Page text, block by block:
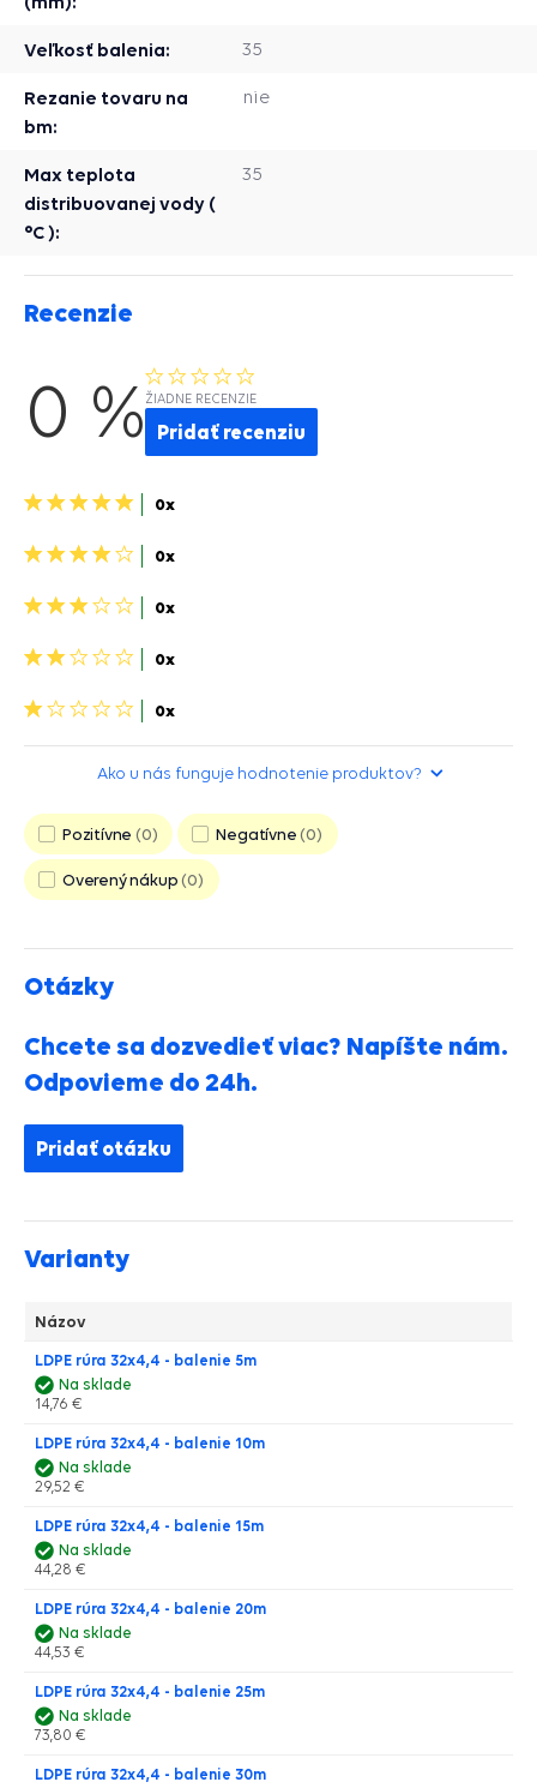
Veľkosť balenia: 35
Rezanie tovaru na
bm:
nie
Max teplota
distribuovanej vody (
°C ):
35
Recenzie
0 % ŽIADNE RECENZIE
Pridať recenziu
5
0x
4
0x
3
0x
2
0x
1
0x
Ako u nás funguje hodnotenie produktov?
Pozitívne 0 Negatívne 0
Overený nákup 0
Otázky
Chcete sa dozvedieť viac? Napíšte nám.
Odpovieme do 24h.
Pridať otázku
Varianty
Názov
LDPE rúra 32x4,4 - balenie 5m
Na sklade
14,76 €
LDPE rúra 32x4,4 - balenie 10m
Na sklade
29,52 €
LDPE rúra 32x4,4 - balenie 15m
Na sklade
44,28 €
LDPE rúra 32x4,4 - balenie 20m
Na sklade
44,53 €
LDPE rúra 32x4,4 - balenie 25m
Na sklade
73,80 €
LDPE rúra 32x4,4 - balenie 30m